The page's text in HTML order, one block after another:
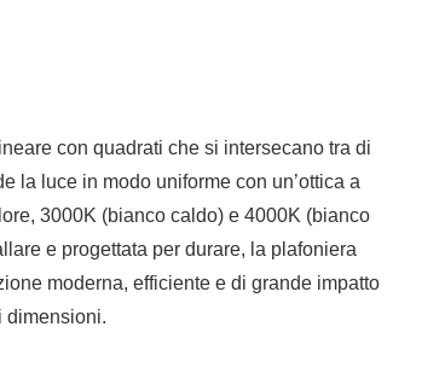
con quadrati che si intersecano tra di
la luce in modo uniforme con un’ottica a
3000K (bianco caldo) e 4000K (bianco
e progettata per durare, la plafoniera
moderna, efficiente e di grande impatto
dimensioni.